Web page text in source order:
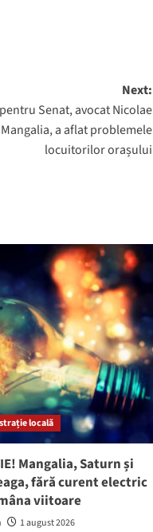
Next:
Senat, avocat Nicolae
a aflat problemele
locuitorilor orașului
locală
Mangalia, Saturn și
fără curent electric
viitoare
1 august 2026